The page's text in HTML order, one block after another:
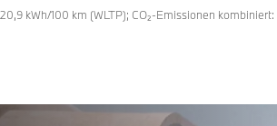
kWh/100 km (WLTP); CO₂-Emissionen